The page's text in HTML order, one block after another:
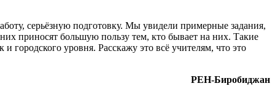
серьёзную подготовку. Мы увидели примерные задания,
приносят большую пользу тем, кто бывает на них. Такие
городского уровня. Расскажу это всё учителям, что это
РЕН-Биробиджан